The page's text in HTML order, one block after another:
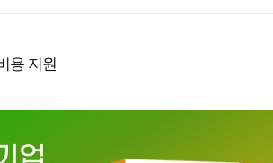
용 지원